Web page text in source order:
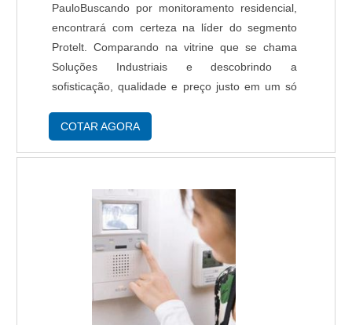
PauloBuscando por monitoramento residencial,
encontrará com certeza na líder do segmento
Protelt. Comparando na vitrine que se chama
Soluções Industriais e descobrindo a
sofisticação, qualidade e preço justo em um só
sempre ser prestado por empresas
prejuízos com imprevistos e execuções mal
elaboradas. Assim, é possível poupar gastos
desnecessários que podem ser direcionados a
outras áreas mais importantes.DIFERENCIAIS
IMPORTANTES DE MONITORAMENTO
RESIDENCIALQuem pesquisa na internet por
monitoramento residencial em uma empresa
COTAR AGORA